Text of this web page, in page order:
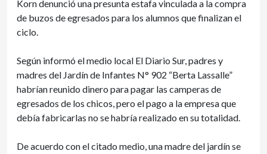
Korn denunció una presunta estafa vinculada a la compra
de buzos de egresados para los alumnos que finalizan el
ciclo.
Según informó el medio local El Diario Sur, padres y
madres del Jardín de Infantes N° 902 “Berta Lassalle”
habrían reunido dinero para pagar las camperas de
egresados de los chicos, pero el pago a la empresa que
debía fabricarlas no se habría realizado en su totalidad.
De acuerdo con el citado medio, una madre del jardín se